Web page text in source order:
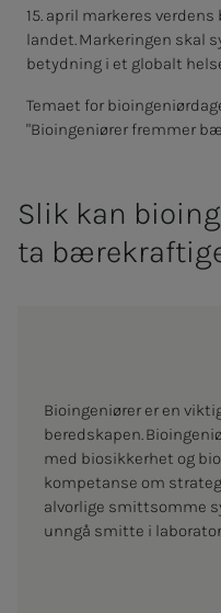
15. april markeres
landet. Markeringen skal
betydning i et globalt
Temaet for
"Bioingeniører fremmer
Slik kan
ta
Bioingeniører er en
beredskapen.
med biosikkerhet og
kompetanse om
alvorlige smittsomme
unngå smitte i